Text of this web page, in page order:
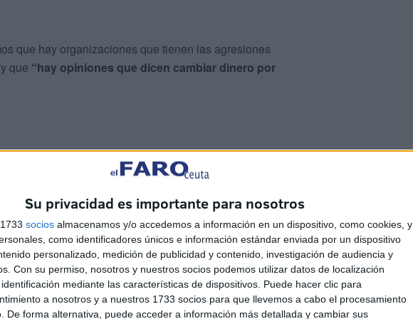
Su privacidad es importante para nosotros
socios almacenamos y/o accedemos a información en un dispositivo, como cookies, y
como identificadores únicos e información estándar enviada por un dispositivo
personalizado, medición de publicidad y contenido, investigación de audiencia y
Con su permiso, nosotros y nuestros socios podemos utilizar datos de localización
mediante las características de dispositivos. Puede hacer clic para
a nosotros y a nuestros 1733 socios para que llevemos a cabo el procesamiento
De forma alternativa, puede acceder a información más detallada y cambiar sus
que hay organizaciones que tienen las agresiones
que “hay opiniones que dicen cambiar dinero por
tienenconsecuencias permanentes sobre el
evite y una protección integral cuando se produce”,
en esa dirección”.